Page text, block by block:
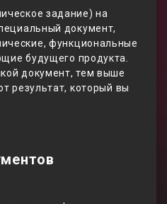
задание) на
документ,
функциональные
будущего продукта.
документ, тем выше
результат, который вы